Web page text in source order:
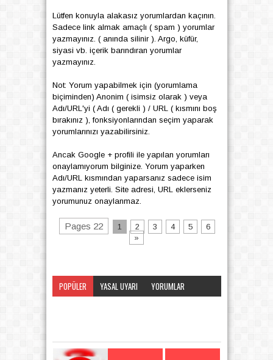
Lütfen konuyla alakasız yorumlardan kaçının.
Sadece link almak amaçlı ( spam ) yorumlar
yazmayınız. ( anında silinir ). Argo, küfür,
siyasi vb. içerik barındıran yorumlar
yazmayınız.
Not: Yorum yapabilmek için (yorumlama
biçiminden) Anonim ( isimsiz olarak ) veya
Adı/URL'yi ( Adı ( gerekli ) / URL ( kısmını boş
bırakınız ), fonksiyonlarından seçim yaparak
yorumlarınızı yazabilirsiniz.
Ancak Google + profili ile yapılan yorumları
onaylamıyorum bilginize. Yorum yaparken
Adı/URL kısmından yaparsanız sadece isim
yazmanız yeterli. Site adresi, URL eklerseniz
yorumunuz onaylanmaz.
Pages 22 1 2 3 4 5
6
»
POPÜLER YASAL UYARI
YORUMLAR